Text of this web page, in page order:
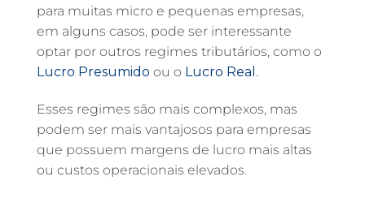
para muitas micro e pequenas empresas,
em alguns casos, pode ser interessante
optar por outros regimes tributários, como o
Lucro Presumido ou o Lucro Real .
Esses regimes são mais complexos, mas
podem ser mais vantajosos para empresas
que possuem margens de lucro mais altas
ou custos operacionais elevados.